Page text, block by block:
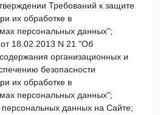
Требований к защите
их обработке в
персональных данных";
18.02.2013 N 21 "Об
организационных и
безопасности
их обработке в
персональных данных";
персональных данных на Сайте;